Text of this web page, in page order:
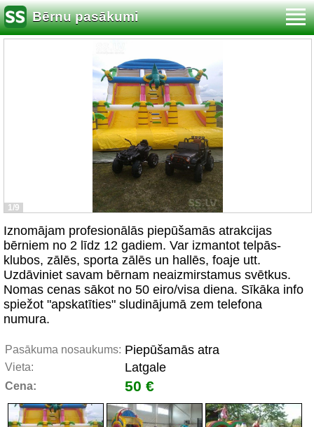
Bērnu pasākumi
1/9
Iznomājam profesionālās piepūšamās atrakcijas
bērniem no 2 līdz 12 gadiem. Var izmantot telpās-
klubos, zālēs, sporta zālēs un hallēs, foaje utt.
Uzdāviniet savam bērnam neaizmirstamus svētkus.
Nomas cenas sākot no 50 eiro/visa diena. Sīkāka info
spiežot "apskatīties" sludinājumā zem telefona
numura.
Pasākuma nosaukums: Piepūšamās atra
Vieta: Latgale
Cena: 50 €